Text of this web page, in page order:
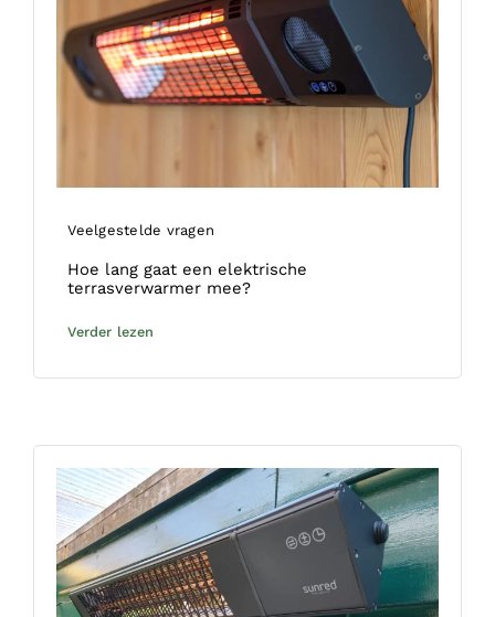
Veelgestelde vragen
Hoe lang gaat een elektrische
terrasverwarmer mee?
Verder lezen